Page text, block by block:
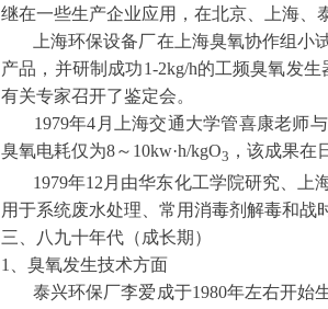
继在一些生产企业应用，在北京、上海、
上海环保设备厂在上海臭氧协作组小
产品，并研制成功1-2kg/h的工频臭氧发生
有关专家召开了鉴定会。
1979年4 月上海交通大学管喜康老师
臭氧电耗仅为8～ 10kw·h/kgO3 ，该成果
1979年12 月由华东化工学院研究、上
用于系统废水处理、常用消毒剂解毒和
三、八九十年代（成长期）
1
、臭氧发生技术方面
泰兴环保厂李爱成于1980年左右开始